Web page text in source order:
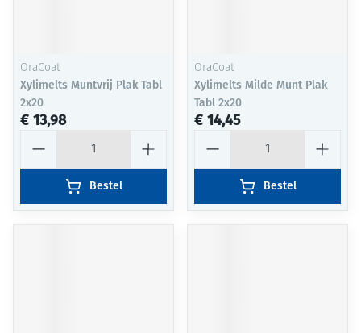
OraCoat
Xylimelts Muntvrij Plak Tabl
2x20
€ 13,98
Bestel
OraCoat
Xylimelts Milde Munt Plak
Tabl 2x20
€ 14,45
Bestel